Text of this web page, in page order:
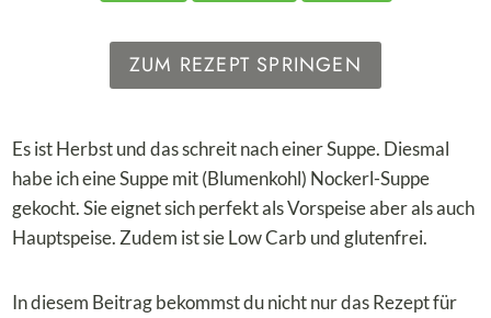
ZUM REZEPT SPRINGEN
Es ist Herbst und das schreit nach einer Suppe. Diesmal
habe ich eine Suppe mit (Blumenkohl) Nockerl-Suppe
gekocht. Sie eignet sich perfekt als Vorspeise aber als auch
Hauptspeise. Zudem ist sie Low Carb und glutenfrei.
In diesem Beitrag bekommst du nicht nur das Rezept für